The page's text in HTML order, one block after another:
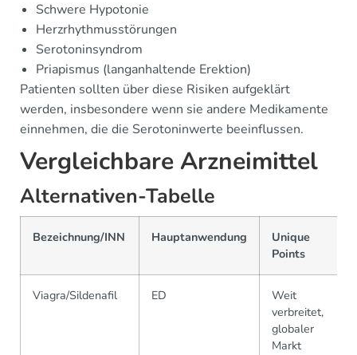
Schwere Hypotonie
Herzrhythmusstörungen
Serotoninsyndrom
Priapismus (langanhaltende Erektion)
Patienten sollten über diese Risiken aufgeklärt
werden, insbesondere wenn sie andere Medikamente
einnehmen, die die Serotoninwerte beeinflussen.
Vergleichbare Arzneimittel
Alternativen-Tabelle
Bezeichnung/INN Hauptanwendung
Unique
Points
Viagra/Sildenafil ED
Weit
verbreitet,
globaler
Markt